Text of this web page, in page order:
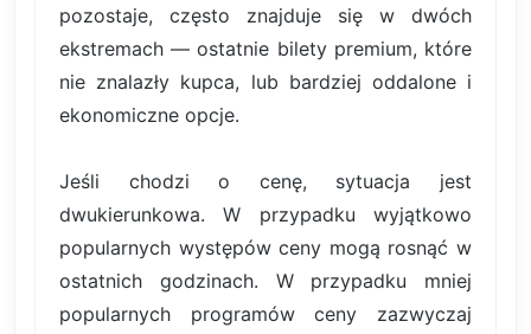
pozostaje, często znajduje się w dwóch
ekstremach — ostatnie bilety premium, które
nie znalazły kupca, lub bardziej oddalone i
ekonomiczne opcje.
Jeśli chodzi o cenę, sytuacja jest
dwukierunkowa. W przypadku wyjątkowo
popularnych występów ceny mogą rosnąć w
ostatnich godzinach. W przypadku mniej
popularnych programów ceny zazwyczaj